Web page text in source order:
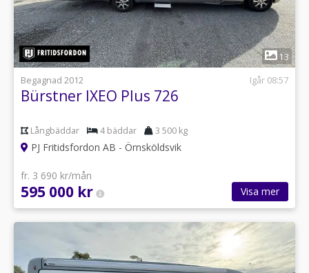
1
13
Begagnad 2012
Igår 08:57
Bürstner IXEO Plus 726
Långbäddar 4 bäddar 3 500 kg
PJ Fritidsfordon AB - Örnsköldsvik
fr. 3 690 kr/mån
595 000 kr Visa mer